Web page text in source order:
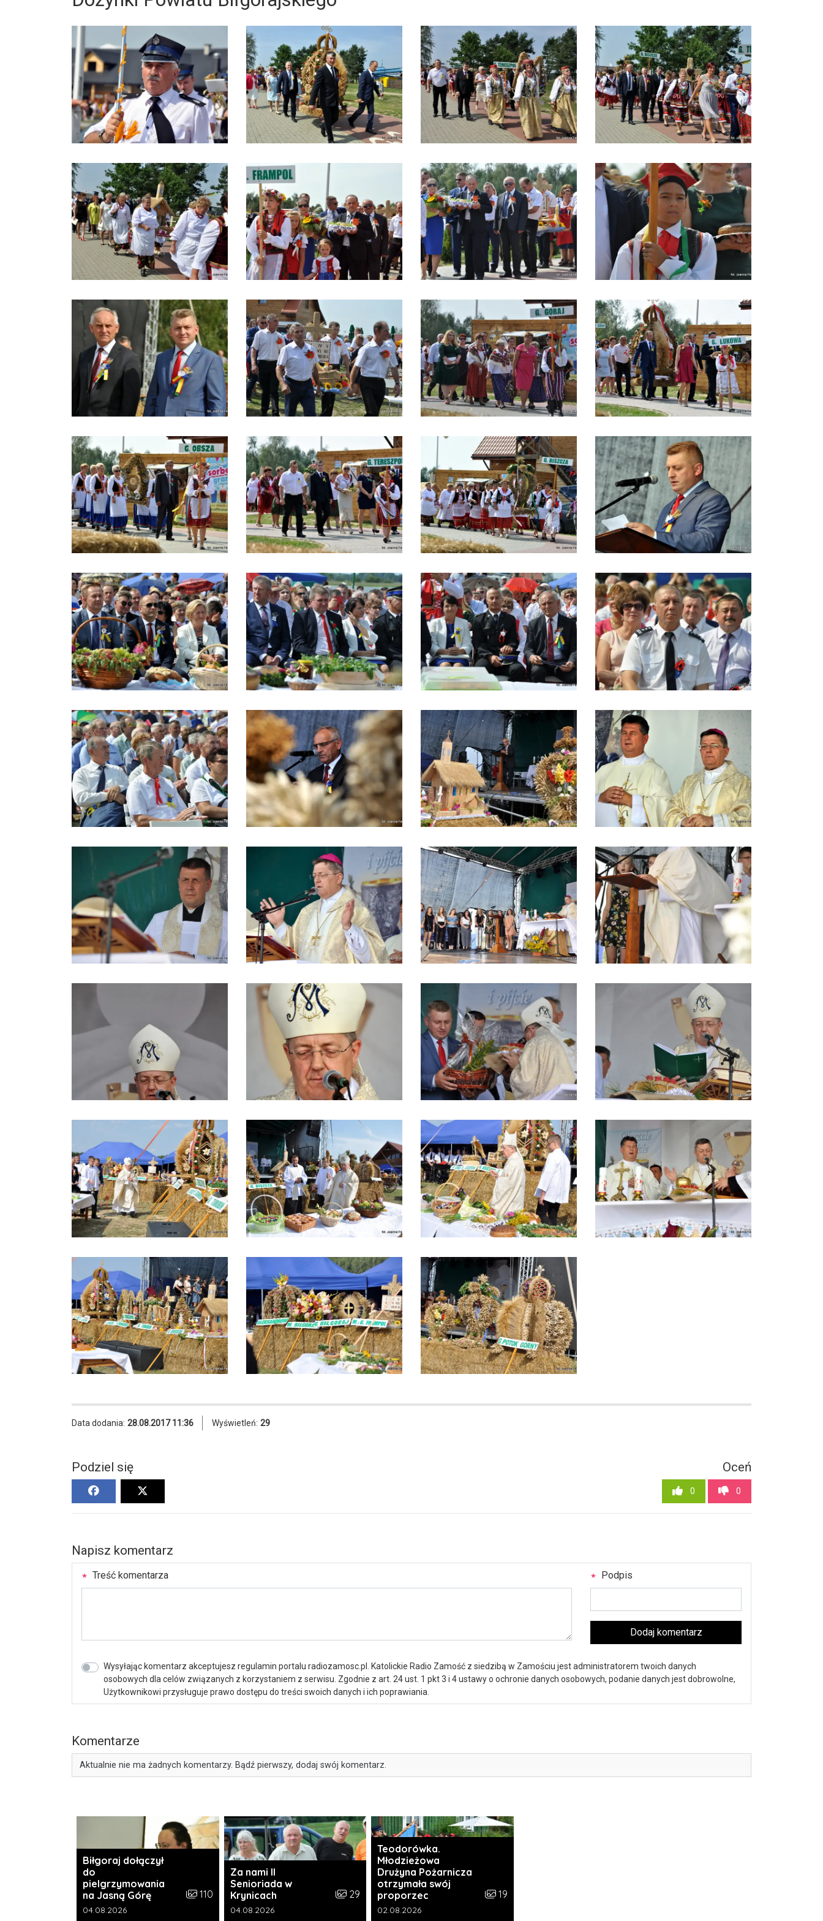
Data dodania: 28.08.2017 11:36 Wyświetleń: 29
Podziel się Oceń
0 0
Napisz komentarz
Treść komentarza Podpis
Dodaj komentarz
Wysyłając komentarz akceptujesz regulamin portalu radiozamosc.pl. Katolickie Radio Zamość z siedzibą w Zamościu jest administratorem twoich danych
osobowych dla celów związanych z korzystaniem z serwisu. Zgodnie z art. 24 ust. 1 pkt 3 i 4 ustawy o ochronie danych osobowych, podanie danych jest dobrowolne,
Użytkownikowi przysługuje prawo dostępu do treści swoich danych i ich poprawiania.
Komentarze
Aktualnie nie ma żadnych komentarzy. Bądź pierwszy, dodaj swój komentarz.
Biłgoraj dołączył
do
pielgrzymowania
na Jasną Górę
Liczba zdjęć w galerii:
110
Data dodania galerii:
04.08.2026
Za nami II
Senioriada w
Krynicach
Liczba zdjęć w galerii:
29
Data dodania galerii:
04.08.2026
Teodorówka.
Młodzieżowa
Drużyna Pożarnicza
otrzymała swój
proporzec
Liczba zdjęć w galerii:
19
Data dodania galerii:
02.08.2026